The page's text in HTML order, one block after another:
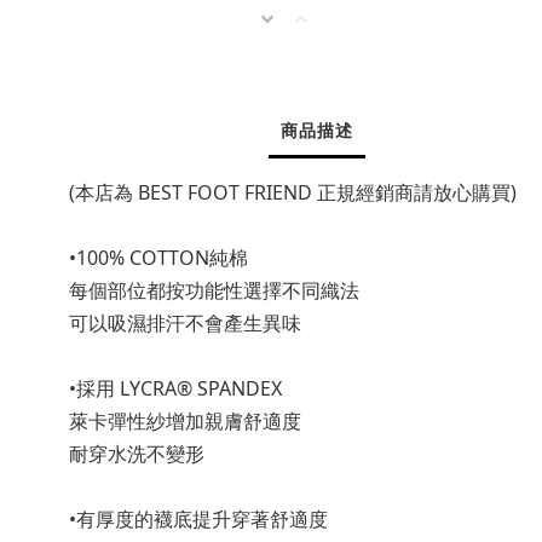
商品描述
(本店為 BEST FOOT FRIEND 正規經銷商請放心購買)
•100% COTTON純棉
每個部位都按功能性選擇不同織法
可以吸濕排汗不會產生異味
•採用 LYCRA® SPANDEX
萊卡彈性紗增加親膚舒適度
耐穿水洗不變形
•有厚度的襪底提升穿著舒適度